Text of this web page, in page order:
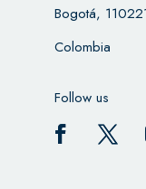
Bogotá,
Colombia
Follow us